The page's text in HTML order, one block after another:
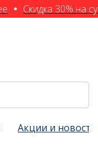
Скидка 30% на
Акции и новости